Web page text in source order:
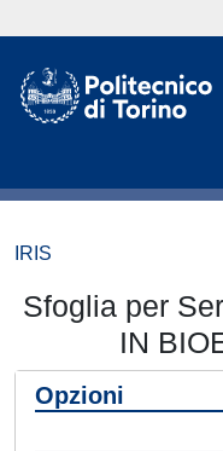
IRIS
Sfoglia per
IN
Opzioni